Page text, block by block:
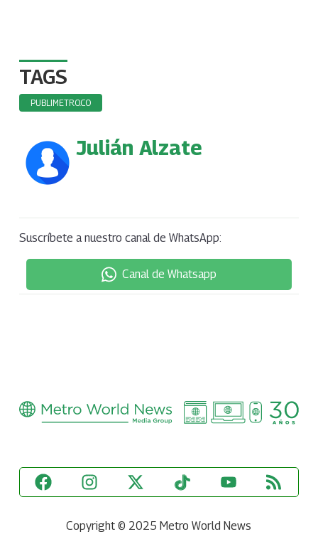
TAGS
PUBLIMETRO.CO
Julián Alzate
Suscríbete a nuestro canal de WhatsApp:
Canal de Whatsapp
Copyright © 2025 Metro World News